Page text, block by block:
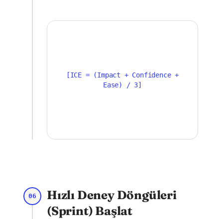
[ICE = (Impact + Confidence +
Ease) / 3]
06
Hızlı Deney Döngüleri
(Sprint) Başlat